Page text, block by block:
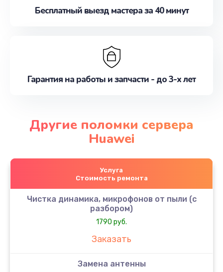
Бесплатный выезд мастера за 40 минут
Гарантия на работы и запчасти - до 3-х лет
Другие поломки сервера
Huawei
Услуга
Стоимость ремонта
Чистка динамика, микрофонов от пыли (с
разбором)
1790 руб.
Заказать
Замена антенны